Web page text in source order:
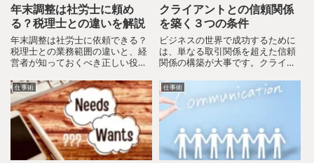
年末調整は社労士に頼め
る？税理士との違いを解説
年末調整は社労士に依頼できる？
税理士との業務範囲の違いと、経
営者が知っておくべき正しい役割
クライアントとの信頼関係
を築く３つの条件
ビジネスの世界で成功するために
は、単なる取引関係を超えた信頼
関係の構築が大事です。クライア
に必要な3つの条件と、それを実
践するためのコミュニケーション
について記載します。知人から友
人へ—関係の質を高めるビジネ
仕事術 仕事術